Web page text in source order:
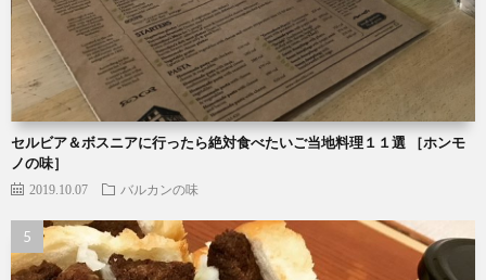
セルビア＆ボスニアに行ったら絶対食べたいご当地料理１１選 ［ホンモ
ノの味］
2019.10.07 バルカンの味